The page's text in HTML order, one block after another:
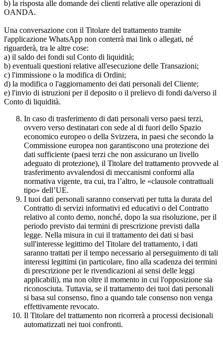
b) la risposta alle domande dei clienti relative alle operazioni di
OANDA.
Una conversazione con il Titolare del trattamento tramite
l'applicazione WhatsApp non conterrà mai link o allegati, né
riguarderà, tra le altre cose:
a) il saldo dei fondi sul Conto di liquidità;
b) eventuali questioni relative all'esecuzione delle Transazioni;
c) l'immissione o la modifica di Ordini;
d) la modifica o l'aggiornamento dei dati personali del Cliente;
e) l'invio di istruzioni per il deposito o il prelievo di fondi da/verso il
Conto di liquidità.
In caso di trasferimento di dati personali verso paesi terzi,
ovvero verso destinatari con sede al di fuori dello Spazio
economico europeo o della Svizzera, in paesi che secondo la
Commissione europea non garantiscono una protezione dei
dati sufficiente (paesi terzi che non assicurano un livello
adeguato di protezione), il Titolare del trattamento provvede al
trasferimento avvalendosi di meccanismi conformi alla
normativa vigente, tra cui, tra l’altro, le «clausole contrattuali
tipo» dell’UE.
I tuoi dati personali saranno conservati per tutta la durata del
Contratto di servizi informativi ed educativi o del Contratto
relativo al conto demo, nonché, dopo la sua risoluzione, per il
periodo previsto dai termini di prescrizione previsti dalla
legge. Nella misura in cui il trattamento dei dati si basi
sull'interesse legittimo del Titolare del trattamento, i dati
saranno trattati per il tempo necessario al perseguimento di tali
interessi legittimi (in particolare, fino alla scadenza dei termini
di prescrizione per le rivendicazioni ai sensi delle leggi
applicabili), ma non oltre il momento in cui l'opposizione sia
riconosciuta. Tuttavia, se il trattamento dei tuoi dati personali
si basa sul consenso, fino a quando tale consenso non venga
effettivamente revocato.
Il Titolare del trattamento non ricorrerà a processi decisionali
automatizzati nei tuoi confronti.